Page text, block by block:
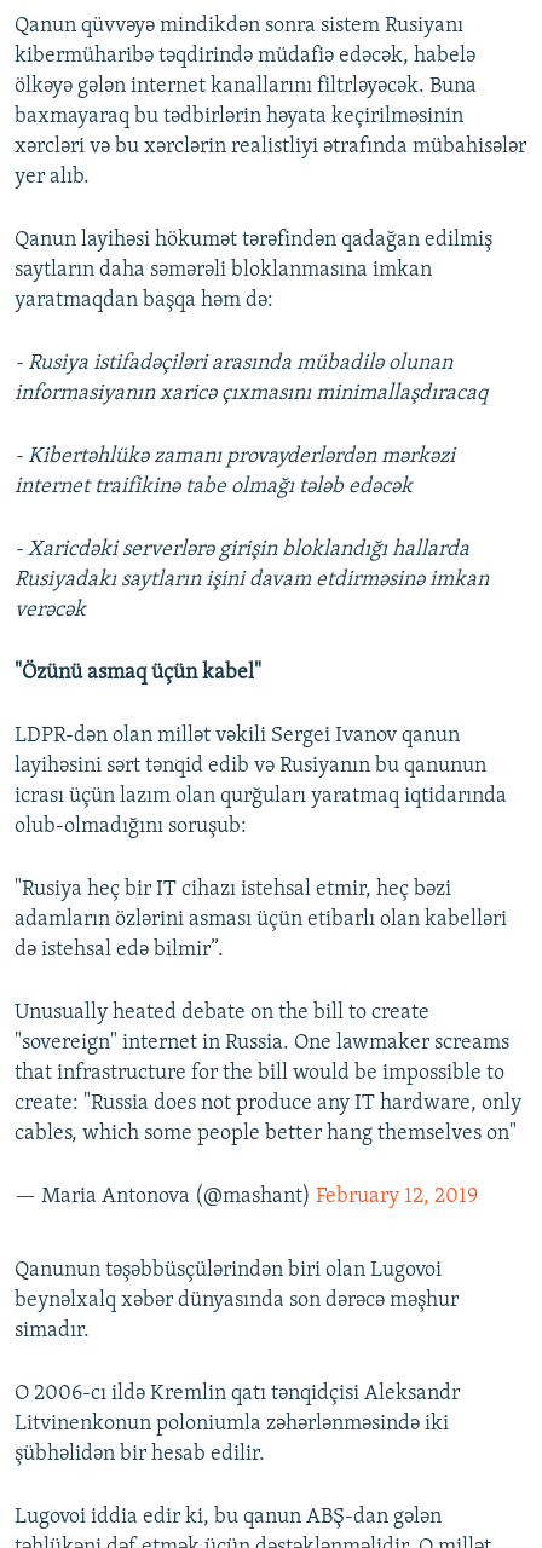
Qanun qüvvəyə mindikdən sonra sistem Rusiyanı
kibermüharibə təqdirində müdafiə edəcək, habelə
ölkəyə gələn internet kanallarını filtrləyəcək. Buna
baxmayaraq bu tədbirlərin həyata keçirilməsinin
xərcləri və bu xərclərin realistliyi ətrafında mübahisələr
yer alıb.
Qanun layihəsi hökumət tərəfindən qadağan edilmiş
saytların daha səmərəli bloklanmasına imkan
yaratmaqdan başqa həm də:
- Rusiya istifadəçiləri arasında mübadilə olunan
informasiyanın xaricə çıxmasını minimallaşdıracaq
- Kibertəhlükə zamanı provayderlərdən mərkəzi
internet traifikinə tabe olmağı tələb edəcək
- Xaricdəki serverlərə girişin bloklandığı hallarda
Rusiyadakı saytların işini davam etdirməsinə imkan
verəcək
"Özünü asmaq üçün kabel"
LDPR-dən olan millət vəkili Sergei Ivanov qanun
layihəsini sərt tənqid edib və Rusiyanın bu qanunun
icrası üçün lazım olan qurğuları yaratmaq iqtidarında
olub-olmadığını soruşub:
"Rusiya heç bir IT cihazı istehsal etmir, heç bəzi
adamların özlərini asması üçün etibarlı olan kabelləri
də istehsal edə bilmir”.
Unusually heated debate on the bill to create
"sovereign" internet in Russia. One lawmaker screams
that infrastructure for the bill would be impossible to
create: "Russia does not produce any IT hardware, only
cables, which some people better hang themselves on"
— Maria Antonova (@mashant) February 12, 2019
Qanunun təşəbbüsçülərindən biri olan Lugovoi
beynəlxalq xəbər dünyasında son dərəcə məşhur
simadır.
O 2006-cı ildə Kremlin qatı tənqidçisi Aleksandr
Litvinenkonun poloniumla zəhərlənməsində iki
şübhəlidən bir hesab edilir.
Lugovoi iddia edir ki, bu qanun ABŞ-dan gələn